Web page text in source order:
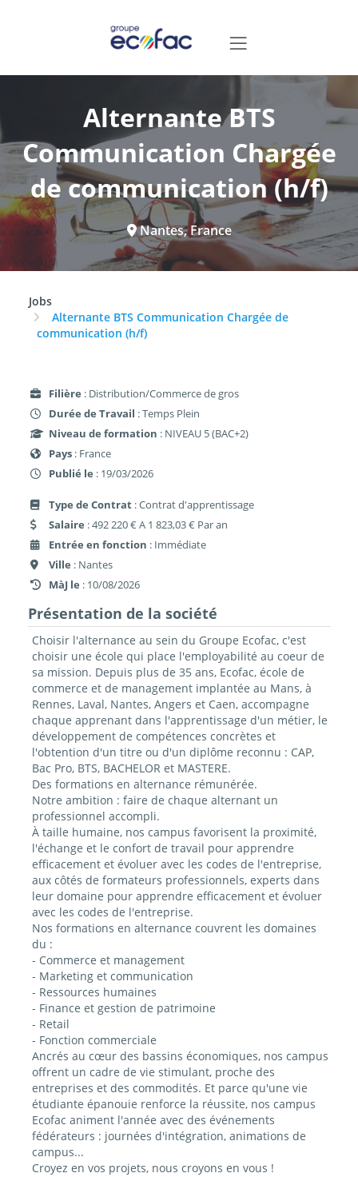
Alternante BTS
Communication Chargée
de communication (h/f)
Nantes, France
Jobs
Alternante BTS Communication Chargée de
communication (h/f)
Filière : Distribution/Commerce de gros
Durée de Travail : Temps Plein
Niveau de formation : NIVEAU 5 (BAC+2)
Pays : France
Publié le : 19/03/2026
Type de Contrat : Contrat d'apprentissage
Salaire : 492 220 € A 1 823,03 € Par an
Entrée en fonction : Immédiate
Ville : Nantes
MàJ le : 10/08/2026
Présentation de la société
Choisir l'alternance au sein du Groupe Ecofac, c'est
choisir une école qui place l'employabilité au coeur de
sa mission. Depuis plus de 35 ans, Ecofac, école de
commerce et de management implantée au Mans, à
Rennes, Laval, Nantes, Angers et Caen, accompagne
chaque apprenant dans l'apprentissage d'un métier, le
développement de compétences concrètes et
l'obtention d'un titre ou d'un diplôme reconnu : CAP,
Bac Pro, BTS, BACHELOR et MASTERE.
Des formations en alternance rémunérée.
Notre ambition : faire de chaque alternant un
professionnel accompli.
À taille humaine, nos campus favorisent la proximité,
l'échange et le confort de travail pour apprendre
efficacement et évoluer avec les codes de l'entreprise,
aux côtés de formateurs professionnels, experts dans
leur domaine pour apprendre efficacement et évoluer
avec les codes de l'entreprise.
Nos formations en alternance couvrent les domaines
du :
- Commerce et management
- Marketing et communication
- Ressources humaines
- Finance et gestion de patrimoine
- Retail
- Fonction commerciale
Ancrés au cœur des bassins économiques, nos campus
offrent un cadre de vie stimulant, proche des
entreprises et des commodités. Et parce qu'une vie
étudiante épanouie renforce la réussite, nos campus
Ecofac animent l'année avec des événements
fédérateurs : journées d'intégration, animations de
campus...
Croyez en vos projets, nous croyons en vous !